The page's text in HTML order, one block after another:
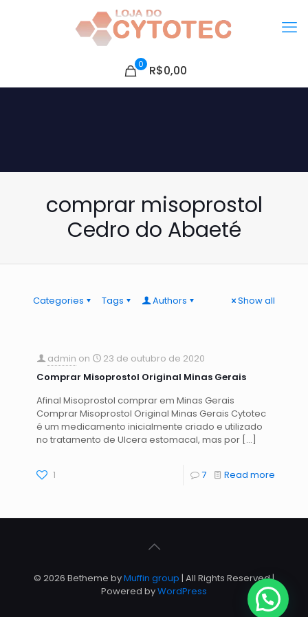
0 R$0,00
comprar misoprostol
Cedro do Abaeté
Categories Tags Authors Show all
admin on
23 de outubro de 2020
Comprar Misoprostol Original Minas Gerais
Afinal Misoprostol comprar em Minas Gerais
Comprar Misoprostol Original Minas Gerais Cytotec
é um medicamento inicialmente criado e utilizado
no tratamento de Ulcera estomacal, mas por […]
1 7 Read more
© 2026 Betheme byMuffin group | All Rights Reserved |
Powered byWordPress